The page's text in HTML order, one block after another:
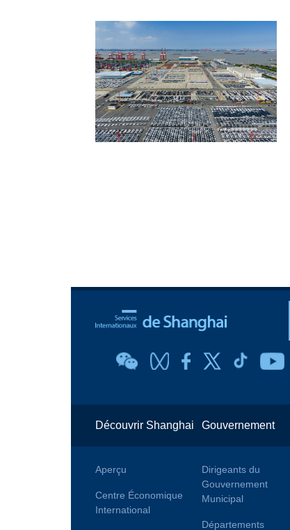
Découvrir Shanghai
Aperçu
Centre Économique
International
Gouvernement
Dirigeants du
Gouvernement
Municipal
Départements